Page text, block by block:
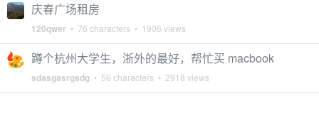
庆春广场租房
120qwer • 76 characters • 1906 views
蹲个杭州大学生，浙外的最好，帮忙买 macbook
sdasgasrgsdg • 56 characters • 2918 views